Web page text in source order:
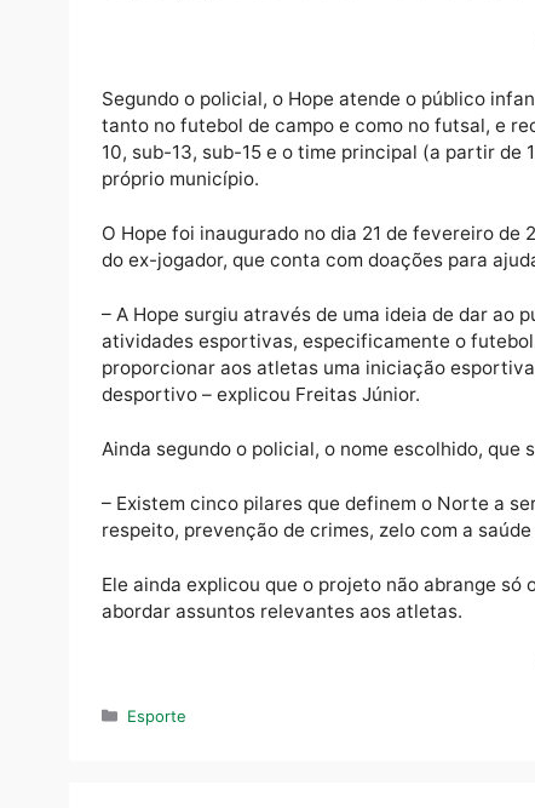
soldado da Polícia Militar de Rondônia.
corporação, e tudo é feito com iniciativa
Segundo o policial, o Hope atende o
tanto no futebol de campo e como no
10, sub-13, sub-15 e o time principal (a
próprio município.
O Hope foi inaugurado no dia 21 de
atividades esportivas, especificamente o
proporcionar aos atletas uma iniciação
respeito, prevenção de crimes, zelo com a